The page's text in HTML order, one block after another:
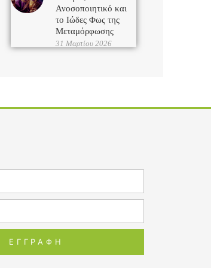
Ανοσοποιητικό και
το Ιώδες Φως της
Μεταμόρφωσης
31 Μαρτίου 2026
ΕΓΓΡΑΦΗ